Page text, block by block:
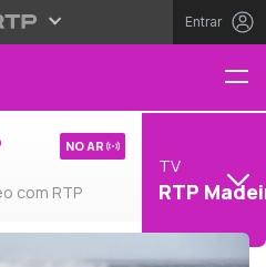
Entrar
com RTP
NO AR
TV
RTP